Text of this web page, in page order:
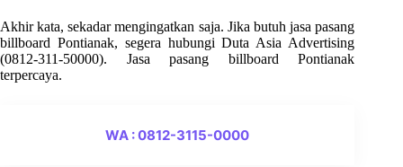
Akhir kata, sekadar mengingatkan saja. Jika butuh jasa pasang
billboard Pontianak, segera hubungi Duta Asia Advertising
(0812-311-50000). Jasa pasang billboard Pontianak
terpercaya.
WA : 0812-3115-0000